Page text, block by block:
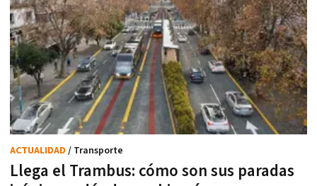
Llega el Trambus: cómo son sus paradas
ACTUALIDAD / Transporte